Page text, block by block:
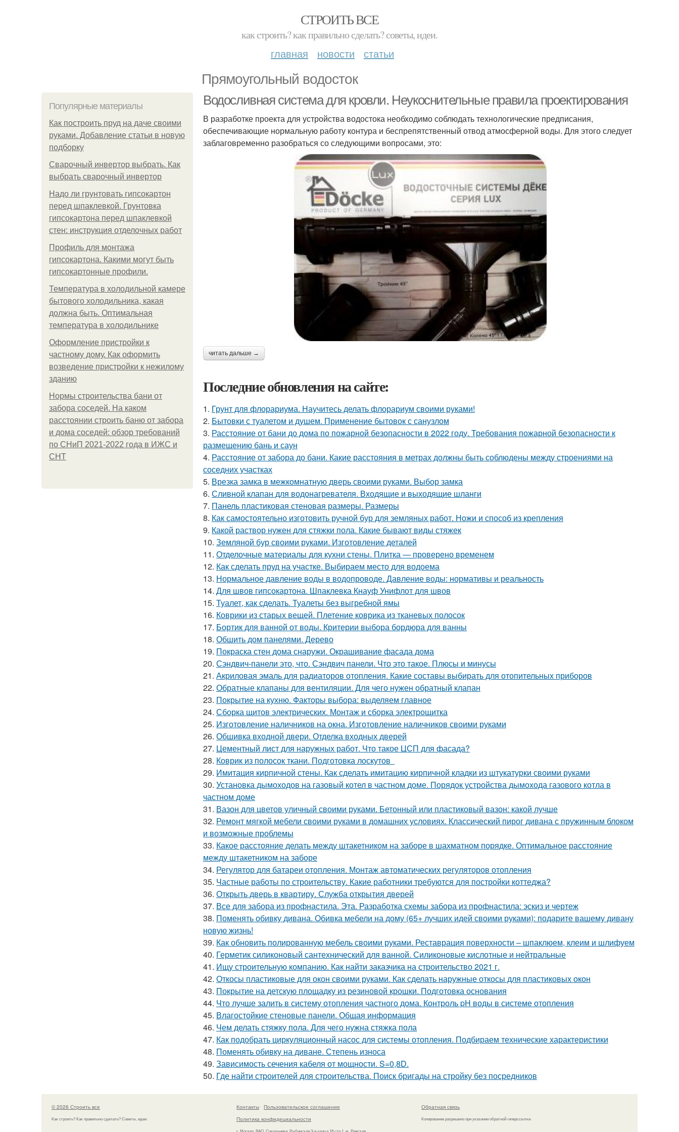
СТРОИТЬ ВСЕ
как строить? как правильно сделать? советы, идеи.
главная новости статьи
Прямоугольный водосток
Популярные материалы
Как построить пруд на даче своими
руками. Добавление статьи в новую
подборку
Сварочный инвертор выбрать. Как
выбрать сварочный инвертор
Надо ли грунтовать гипсокартон
перед шпаклевкой. Грунтовка
гипсокартона перед шпаклевкой
стен: инструкция отделочных работ
Профиль для монтажа
гипсокартона. Какими могут быть
гипсокартонные профили.
Температура в холодильной камере
бытового холодильника, какая
должна быть. Оптимальная
температура в холодильнике
Оформление пристройки к
частному дому. Как оформить
возведение пристройки к нежилому
зданию
Нормы строительства бани от
забора соседей. На каком
расстоянии строить баню от забора
и дома соседей: обзор требований
по СНиП 2021-2022 года в ИЖС и
СНТ
Водосливная система для кровли. Неукоснительные правила проектирования
В разработке проекта для устройства водостока необходимо соблюдать технологические предписания,
обеспечивающие нормальную работу контура и беспрепятственный отвод атмосферной воды. Для этого следует
заблаговременно разобраться со следующими вопросами, это:
читать дальше →
Последние обновления на сайте:
1. Грунт для флорариума. Научитесь делать флорариум своими руками!
2. Бытовки с туалетом и душем. Применение бытовок с санузлом
3. Расстояние от бани до дома по пожарной безопасности в 2022 году. Требования пожарной безопасности к
размещению бань и саун
4. Расстояние от забора до бани. Какие расстояния в метрах должны быть соблюдены между строениями на
соседних участках
5. Врезка замка в межкомнатную дверь своими руками. Выбор замка
6. Сливной клапан для водонагревателя. Входящие и выходящие шланги
7. Панель пластиковая стеновая размеры. Размеры
8. Как самостоятельно изготовить ручной бур для земляных работ. Ножи и способ из крепления
9. Какой раствор нужен для стяжки пола. Какие бывают виды стяжек
10. Земляной бур своими руками. Изготовление деталей
11. Отделочные материалы для кухни стены. Плитка — проверено временем
12. Как сделать пруд на участке. Выбираем место для водоема
13. Нормальное давление воды в водопроводе. Давление воды: нормативы и реальность
14. Для швов гипсокартона. Шпаклевка Кнауф Унифлот для швов
15. Туалет, как сделать. Туалеты без выгребной ямы
16. Коврики из старых вещей. Плетение коврика из тканевых полосок
17. Бортик для ванной от воды. Критерии выбора бордюра для ванны
18. Обшить дом панелями. Дерево
19. Покраска стен дома снаружи. Окрашивание фасада дома
20. Сэндвич-панели это, что. Сэндвич панели. Что это такое. Плюсы и минусы
21. Акриловая эмаль для радиаторов отопления. Какие составы выбирать для отопительных приборов
22. Обратные клапаны для вентиляции. Для чего нужен обратный клапан
23. Покрытие на кухню. Факторы выбора: выделяем главное
24. Сборка щитов электрических. Монтаж и сборка электрощитка
25. Изготовление наличников на окна. Изготовление наличников своими руками
26. Обшивка входной двери. Отделка входных дверей
27. Цементный лист для наружных работ. Что такое ЦСП для фасада?
28. Коврик из полосок ткани. Подготовка лоскутов
29. Имитация кирпичной стены. Как сделать имитацию кирпичной кладки из штукатурки своими руками
30. Установка дымоходов на газовый котел в частном доме. Порядок устройства дымохода газового котла в
частном доме
31. Вазон для цветов уличный своими руками. Бетонный или пластиковый вазон: какой лучше
32. Ремонт мягкой мебели своими руками в домашних условиях. Классический пирог дивана с пружинным блоком
и возможные проблемы
33. Какое расстояние делать между штакетником на заборе в шахматном порядке. Оптимальное расстояние
между штакетником на заборе
34. Регулятор для батареи отопления. Монтаж автоматических регуляторов отопления
35. Частные работы по строительству. Какие работники требуются для постройки коттеджа?
36. Открыть дверь в квартиру. Служба открытия дверей
37. Все для забора из профнастила. Эта. Разработка схемы забора из профнастила: эскиз и чертеж
38. Поменять обивку дивана. Обивка мебели на дому (65+ лучших идей своими руками): подарите вашему дивану
новую жизнь!
39. Как обновить полированную мебель своими руками. Реставрация поверхности – шпаклюем, клеим и шлифуем
40. Герметик силиконовый сантехнический для ванной. Силиконовые кислотные и нейтральные
41. Ищу строительную компанию. Как найти заказчика на строительство 2021 г.
42. Откосы пластиковые для окон своими руками. Как сделать наружные откосы для пластиковых окон
43. Покрытие на детскую площадку из резиновой крошки. Подготовка основания
44. Что лучше залить в систему отопления частного дома. Контроль pH воды в системе отопления
45. Влагостойкие стеновые панели. Общая информация
46. Чем делать стяжку пола. Для чего нужна стяжка пола
47. Как подобрать циркуляционный насос для системы отопления. Подбираем технические характеристики
48. Поменять обивку на диване. Степень износа
49. Зависимость сечения кабеля от мощности. S=0,8D.
50. Где найти строителей для строительства. Поиск бригады на стройку без посредников
© 2026 Строить все
Как строить? Как правильно сделать? Советы, идеи.
Контакты
Пользовательское соглашение
Политика конфидециальности
г. Москва, ВАО, Сокольники, Рыбинская 3-я улица 18 стр.1, м. Рижская
Обратная связь
Копирование разрешено при указании обратной гиперссылки.